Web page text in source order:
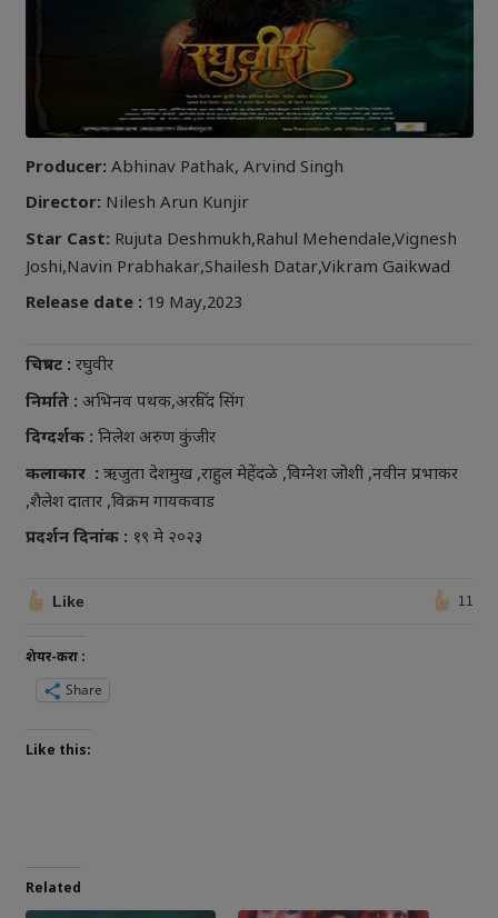
Producer: Abhinav Pathak, Arvind Singh
Director: Nilesh Arun Kunjir
Star Cast: Rujuta Deshmukh,Rahul Mehendale,Vignesh
Joshi,Navin Prabhakar,Shailesh Datar,Vikram Gaikwad
Release date : 19 May,2023
चित्रपट : रघुवीर
निर्माते : अभिनव पथक,अरविंद सिंग
दिग्दर्शक : निलेश अरुण कुंजीर
कलाकार : ऋजुता देशमुख ,राहुल मेहेंदळे ,विग्नेश जोशी ,नवीन प्रभाकर
,शैलेश दातार ,विक्रम गायकवाड
प्रदर्शन दिनांक : १९ मे २०२३
Like 11
शेयर-करा :
Share
Like this:
Related